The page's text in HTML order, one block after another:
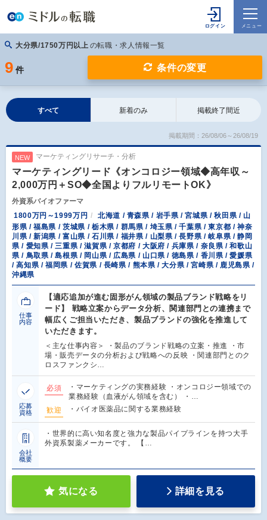
大分県/1750万円以上 の転職・求人情報一覧
9 件 条件の変更
すべて 新着のみ 掲載終了間近
掲載期間：26/08/06～26/08/19
NEW マーケティングリサーチ・分析
マーケティングリード《オンコロジー領域◆高年収～
2,000万円＋SO◆全国よりフルリモートOK》
外資系バイオファーマ
1800万円～1999万円
北海道 / 青森県 / 岩手県 / 宮城県 / 秋田県 / 山
形県 / 福島県 / 茨城県 / 栃木県 / 群馬県 / 埼玉県 / 千葉県 / 東京都 / 神奈
川県 / 新潟県 / 富山県 / 石川県 / 福井県 / 山梨県 / 長野県 / 岐阜県 / 静岡
県 / 愛知県 / 三重県 / 滋賀県 / 京都府 / 大阪府 / 兵庫県 / 奈良県 / 和歌山
県 / 鳥取県 / 島根県 / 岡山県 / 広島県 / 山口県 / 徳島県 / 香川県 / 愛媛県
/ 高知県 / 福岡県 / 佐賀県 / 長崎県 / 熊本県 / 大分県 / 宮崎県 / 鹿児島県 /
沖縄県
仕事
内容
【適応追加が進む固形がん領域の製品ブランド戦略をリ
ード】 戦略立案からデータ分析、関連部門との連携まで
幅広くご担当いただき、製品ブランドの強化を推進して
いただきます。
＜主な仕事内容＞ ・製品のブランド戦略の立案・推進 ・市
場・販売データの分析および戦略への反映 ・関連部門とのク
ロスファンクシ…
応募
資格
必須
・マーケティングの実務経験 ・オンコロジー領域での
業務経験（血液がん領域を含む） ・…
歓迎
・バイオ医薬品に関する業務経験
会社
概要
・世界的に高い知名度と強力な製品パイプラインを持つ大手
外資系製薬メーカーです。 【…
気になる 詳細を見る